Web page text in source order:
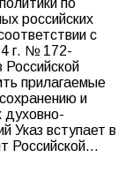
по
российских
с
г. № 172-
Российской
прилагаемые
и
духовно-
Указ вступает в
Российской…